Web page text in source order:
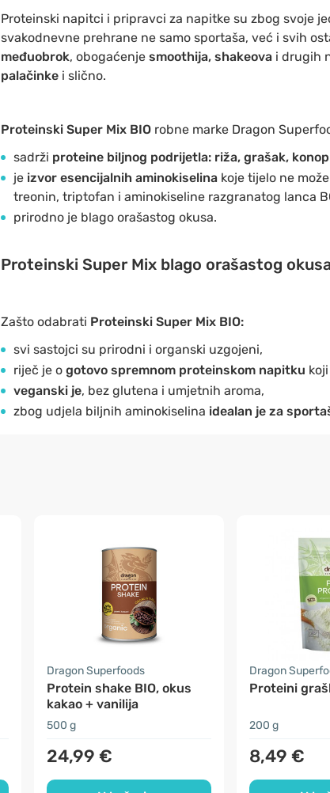
Proteinski napitci i pripravci za napitke su zbog svoje
svakodnevne prehrane ne samo sportaša, već i svih
međuobrok, obogaćenjesmoothija, shakeova i drugih
palačinkei slično.
Proteinski Super Mix BIO robne marke Dragon
sadrži proteine biljnog podrijetla: riža, grašak,
jeizvor esencijalnih aminokiselina koje tijelo ne
treonin, triptofan i aminokiseline razgranatog lanca
prirodno je blago orašastog okusa.
Proteinski Super Mix blago orašastog
Zašto odabrati Proteinski Super Mix BIO:
svi sastojci su prirodni i organski uzgojeni,
riječ je o gotovo spremnom proteinskom napitku
veganski je, bez glutena i umjetnih aroma,
zbog udjela biljnih aminokiselina idealan je za
Dragon Superfoods
Protein shake BIO, okus
kakao + vanilija
500 g
24,99 €
Dragon
Proteini
200 g
8,49 €